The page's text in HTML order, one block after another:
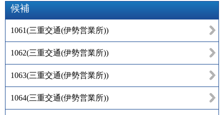
候補
1061(三重交通(伊勢営業所))
1062(三重交通(伊勢営業所))
1063(三重交通(伊勢営業所))
1064(三重交通(伊勢営業所))